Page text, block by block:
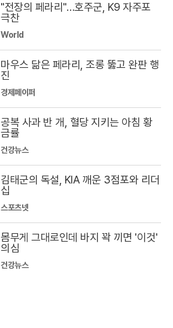
"전장의 페라리"…호주군, K9 자주포
극찬
World
마우스 닮은 페라리, 조롱 뚫고 완판 행
진
경제페이퍼
공복 사과 반 개, 혈당 지키는 아침 황
금률
건강뉴스
김태군의 독설, KIA 깨운 3점포와 리더
십
스포츠넷
몸무게 그대로인데 바지 꽉 끼면 '이것'
의심
건강뉴스